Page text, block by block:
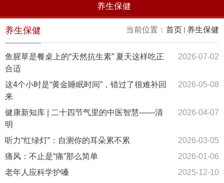
养生保健
当前位置： 首页 养生保健
养生保健
鱼腥草是餐桌上的“天然抗生素” 夏天这样吃正
合适
2026-07-02
这4个小时是“黄金睡眠时间”，错过了很难补回
来
2026-05-08
健康新知库 | 二十四节气里的中医智慧——清
明
2026-04-07
听力“红绿灯”：自测你的耳朵累不累
2026-03-05
痛风：不止是“痛”那么简单
2026-01-06
老年人应科学护嗓
2025-12-10